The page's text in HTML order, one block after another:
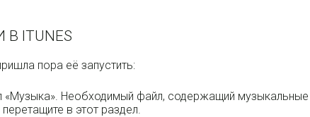
ITUNES
пора её запустить:
«Музыка». Необходимый файл, содержащий музыкальные
перетащите в этот раздел.